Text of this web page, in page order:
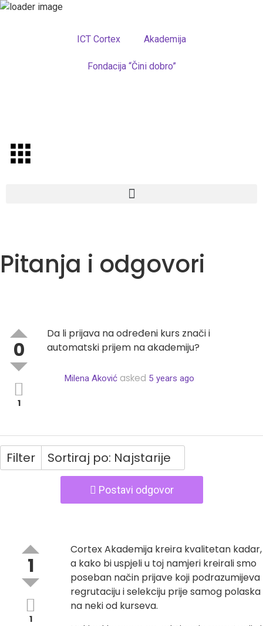
ICT Cortex Akademija
Fondacija “Čini dobro”
Pitanja i odgovori
0
1
Da li prijava na određeni kurs znači i
automatski prijem na akademiju?
Milena Akovićasked 5 years ago
Filter Sortiraj po: Najstarije
Postavi odgovor
1
1
Cortex Akademija kreira kvalitetan kadar,
a kako bi uspjeli u toj namjeri kreirali smo
poseban način prijave koji podrazumijeva
regrutaciju i selekciju prije samog polaska
na neki od kurseva.